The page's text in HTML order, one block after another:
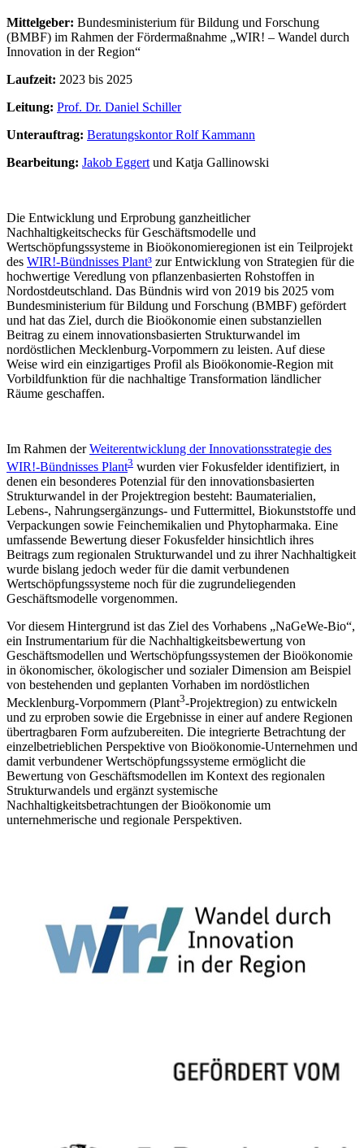
Mittelgeber: Bundesministerium für Bildung und Forschung
(BMBF) im Rahmen der Fördermaßnahme „WIR! – Wandel durch
Innovation in der Region“
Laufzeit: 2023 bis 2025
Leitung: Prof. Dr. Daniel Schiller
Unterauftrag: Beratungskontor Rolf Kammann
Bearbeitung: Jakob Eggert und Katja Gallinowski
Die Entwicklung und Erprobung ganzheitlicher
Nachhaltigkeitschecks für Geschäftsmodelle und
Wertschöpfungssysteme in Bioökonomieregionen ist ein Teilprojekt
des WIR!-Bündnisses Plant³ zur Entwicklung von Strategien für die
hochwertige Veredlung von pflanzenbasierten Rohstoffen in
Nordostdeutschland. Das Bündnis wird von 2019 bis 2025 vom
Bundesministerium für Bildung und Forschung (BMBF) gefördert
und hat das Ziel, durch die Bioökonomie einen substanziellen
Beitrag zu einem innovationsbasierten Strukturwandel im
nordöstlichen Mecklenburg-Vorpommern zu leisten. Auf diese
Weise wird ein einzigartiges Profil als Bioökonomie-Region mit
Vorbildfunktion für die nachhaltige Transformation ländlicher
Räume geschaffen.
Im Rahmen derWeiterentwicklung der Innovationsstrategie des
WIR!-Bündnisses Plant3 wurden vier Fokusfelder identifiziert, in
denen ein besonderes Potenzial für den innovationsbasierten
Strukturwandel in der Projektregion besteht: Baumaterialien,
Lebens-, Nahrungsergänzungs- und Futtermittel, Biokunststoffe und
Verpackungen sowie Feinchemikalien und Phytopharmaka. Eine
umfassende Bewertung dieser Fokusfelder hinsichtlich ihres
Beitrags zum regionalen Strukturwandel und zu ihrer Nachhaltigkeit
wurde bislang jedoch weder für die damit verbundenen
Wertschöpfungssysteme noch für die zugrundeliegenden
Geschäftsmodelle vorgenommen.
Vor diesem Hintergrund ist das Ziel des Vorhabens „NaGeWe-Bio“,
ein Instrumentarium für die Nachhaltigkeitsbewertung von
Geschäftsmodellen und Wertschöpfungssystemen der Bioökonomie
in ökonomischer, ökologischer und sozialer Dimension am Beispiel
von bestehenden und geplanten Vorhaben im nordöstlichen
Mecklenburg-Vorpommern (Plant3-Projektregion) zu entwickeln
und zu erproben sowie die Ergebnisse in einer auf andere Regionen
übertragbaren Form aufzubereiten. Die integrierte Betrachtung der
einzelbetrieblichen Perspektive von Bioökonomie-Unternehmen und
damit verbundener Wertschöpfungssysteme ermöglicht die
Bewertung von Geschäftsmodellen im Kontext des regionalen
Strukturwandels und ergänzt systemische
Nachhaltigkeitsbetrachtungen der Bioökonomie um
unternehmerische und regionale Perspektiven.